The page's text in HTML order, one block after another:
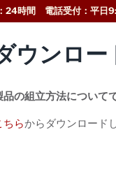
時間 電話受付：平日
ウンロー
品の組立方法についてで
ちらからダウンロード